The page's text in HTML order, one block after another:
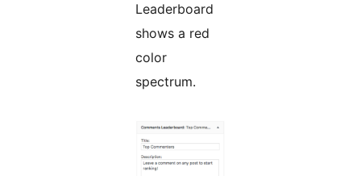
Leaderboard
shows a red
color
spectrum.